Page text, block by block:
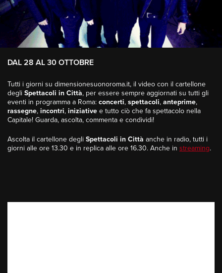
DAL 28 AL 30 OTTOBRE
Tutti i giorni su dimensionesuonoroma.it, il video con il cartellone
degli Spettacoli in Città, per essere sempre aggiornati su tutti gli
eventi in programma a Roma: concerti, spettacoli, anteprime,
rassegne, incontri, iniziative e tutto ciò che fa spettacolo nella
Capitale! Guarda, ascolta, commenta e condividi!
Ascolta il cartellone degli Spettacoli in Città anche in radio, tutti i
giorni alle ore 13.30 e in replica alle ore 16.30. Anche in streaming.